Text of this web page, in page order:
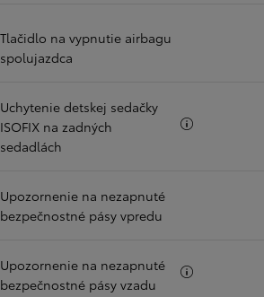
Tlačidlo na vypnutie airbagu
spolujazdca
Uchytenie detskej sedačky
ISOFIX na zadných
sedadlách
Upozornenie na nezapnuté
bezpečnostné pásy vpredu
Upozornenie na nezapnuté
bezpečnostné pásy vzadu